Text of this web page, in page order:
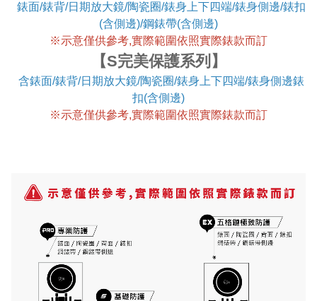
錶面/錶背/日期放大鏡/陶瓷圈/錶身上下四端/錶身側邊/錶扣
(含側邊)/鋼錶帶(含側邊)
※示意僅供參考,實際範圍依照實際錶款而訂
【S完美保護系列】
含錶面/錶背/日期放大鏡/陶瓷圈/錶身上下四端/錶身側邊錶
扣(含側邊)
※示意僅供參考,實際範圍依照實際錶款而訂